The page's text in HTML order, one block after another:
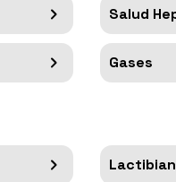
Salud
Gases